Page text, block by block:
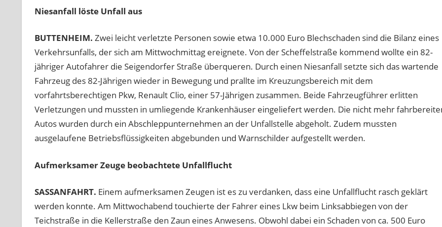
Niesanfall löste Unfall aus
BUTTENHEIM. Zwei leicht verletzte Personen sowie etwa 10.000 Euro Blechschaden sind die Bilanz eines
Verkehrsunfalls, der sich am Mittwochmittag ereignete. Von der Scheffelstraße kommend wollte ein 82-
jähriger Autofahrer die Seigendorfer Straße überqueren. Durch einen Niesanfall setzte sich das wartende
Fahrzeug des 82-Jährigen wieder in Bewegung und prallte im Kreuzungsbereich mit dem
vorfahrtsberechtigen Pkw, Renault Clio, einer 57-Jährigen zusammen. Beide Fahrzeugführer erlitten
Verletzungen und mussten in umliegende Krankenhäuser eingeliefert werden. Die nicht mehr
Autos wurden durch ein Abschleppunternehmen an der Unfallstelle abgeholt. Zudem mussten
ausgelaufene Betriebsflüssigkeiten abgebunden und Warnschilder aufgestellt werden.
Aufmerksamer Zeuge beobachtete Unfallflucht
SASSANFAHRT. Einem aufmerksamen Zeugen ist es zu verdanken, dass eine Unfallflucht rasch geklärt
werden konnte. Am Mittwochabend touchierte der Fahrer eines Lkw beim Linksabbiegen von der
Teichstraße in die Kellerstraße den Zaun eines Anwesens. Obwohl dabei ein Schaden von ca. 500 Euro